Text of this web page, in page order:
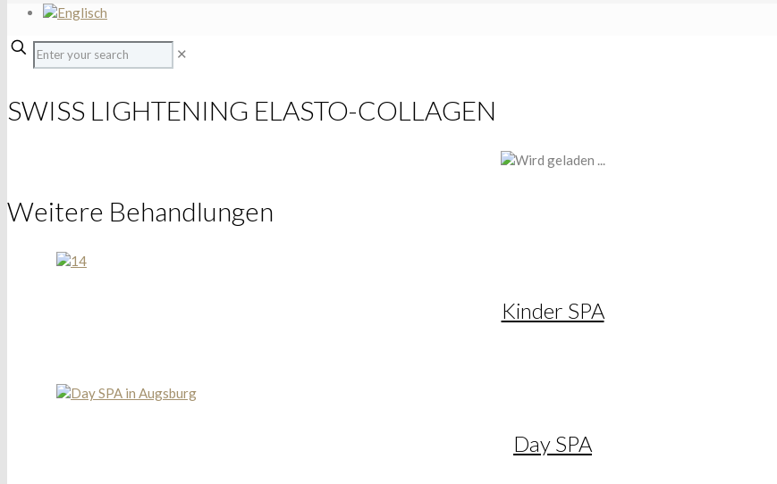
✕
SWISS LIGHTENING ELASTO-COLLAGEN
Weitere Behandlungen
Kinder SPA
Day SPA